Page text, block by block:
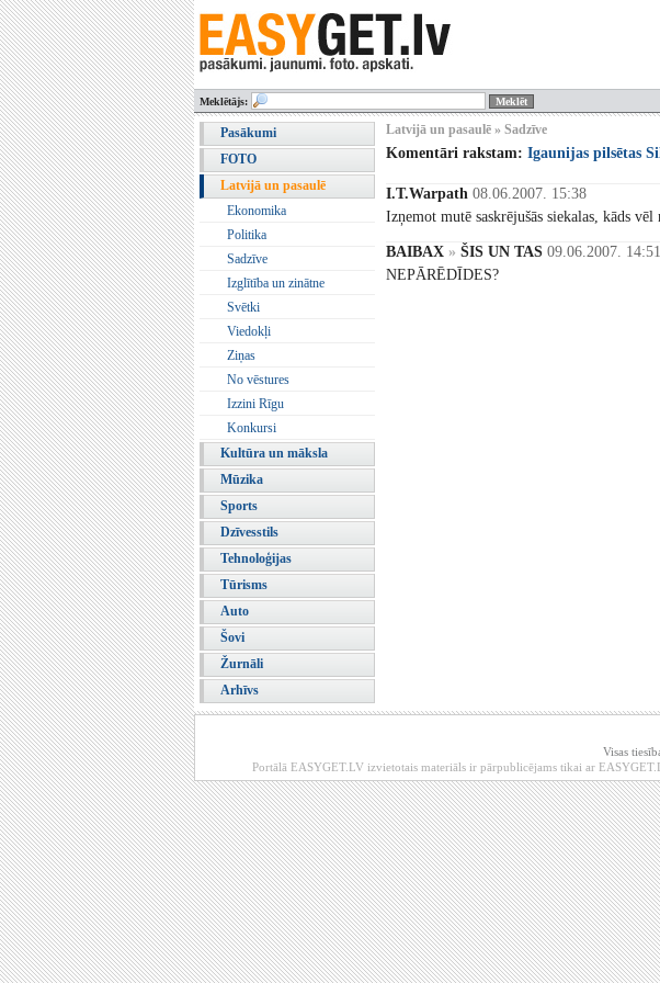
Meklētājs:
Pasākumi
FOTO
Latvijā un pasaulē
Ekonomika
Politika
Sadzīve
Izglītība un zinātne
Svētki
Viedokļi
Ziņas
No vēstures
Izzini Rīgu
Konkursi
Kultūra un māksla
Mūzika
Sports
Dzīvesstils
Tehnoloģijas
Tūrisms
Auto
Šovi
Žurnāli
Arhīvs
Latvijā un pasaulē » Sadzīve
Komentāri rakstam: Igaunijas pilsētas
I.T.Warpath 08.06.2007. 15:38
Izņemot mutē saskrējušās siekalas, kāds
BAIBAX » ŠIS UN TAS 09.06.2007. 14:51
NEPĀRĒDĪDES?
Visas
Portālā EASYGET.LV izvietotais materiāls ir pārpublicējams tikai ar